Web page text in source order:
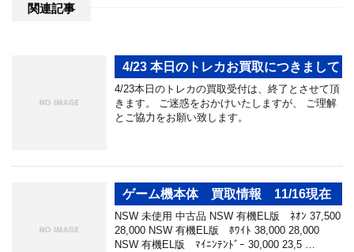
関連記事
4/23 本日のトレカお買取につきまして
4/23本日のトレカの買取受付は、終了とさせて頂
きます。 ご迷惑をおかけいたしますが、 ご理解
とご協力をお願い致します。
ゲーム機本体 買取情報 11/16現在
NSW 未使用 中古品 NSW 有機EL版 ﾈｵﾝ 37,500
28,000 NSW 有機EL版 ﾎﾜｲﾄ 38,000 28,000
NSW 有機EL版 ﾏｲﾆﾝﾃﾝﾄﾞｰ 30,000 23,5 …